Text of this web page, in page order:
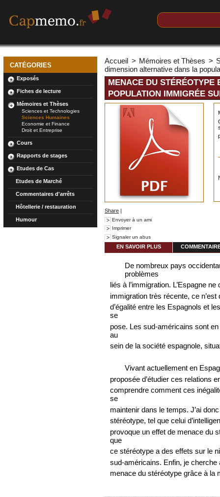
CATÉGORIES
Exposés
Fiches de lecture
Mémoires et Thèses
Sciences et Technologies
Sciences Humaines
Economie et Finance
Droit et Entreprise
Cours
Rapports de stages
Etudes de Cas
Etudes de Marché
Commentaires d'arrêts
Hôtellerie / restauration
Humour
Accueil > Mémoires et Thèses >
dimension alternative dans la
MENACE DU STÉRÉOTYPE
POPULATION IMMIGRÉE
Share |
Envoyer à un ami
Imprimer
Signaler un abus
EN SAVOIR PLUS
De nombreux pays
problèmes
liés à l’immigration. L’Espagne
immigration très récente, ce
d’égalité entre les Espagnols et
se
pose. Les sud-américains sont
au
sein de la société espagnole,
Vivant actuellement en
proposée d’étudier ces relations
comprendre comment ces
se
maintenir dans le temps. J’ai
stéréotype, tel que celui
provoque un effet de menace du
que
ce stéréotype a des effets sur le
sud-américains. Enfin, je cherche
menace du stéréotype grâce à la